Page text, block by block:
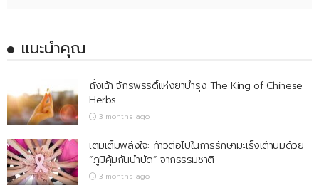
แนะนำคุณ
ถั่งเฉ้า จักรพรรดิ์แห่งยาบำรุง The King of Chinese
Herbs
3 months ago
เติมเต็มพลังใจ: ก้าวต่อไปในการรักษามะเร็งเต้านมด้วย
“ภูมิคุ้มกันบำบัด” จากธรรมชาติ
3 months ago